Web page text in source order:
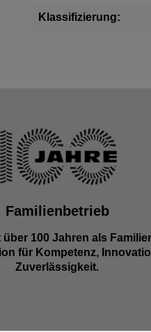
Klassifizierung:
Familienbetrieb
100 Jahren als
für Kompetenz,
Zuverlässigkeit.